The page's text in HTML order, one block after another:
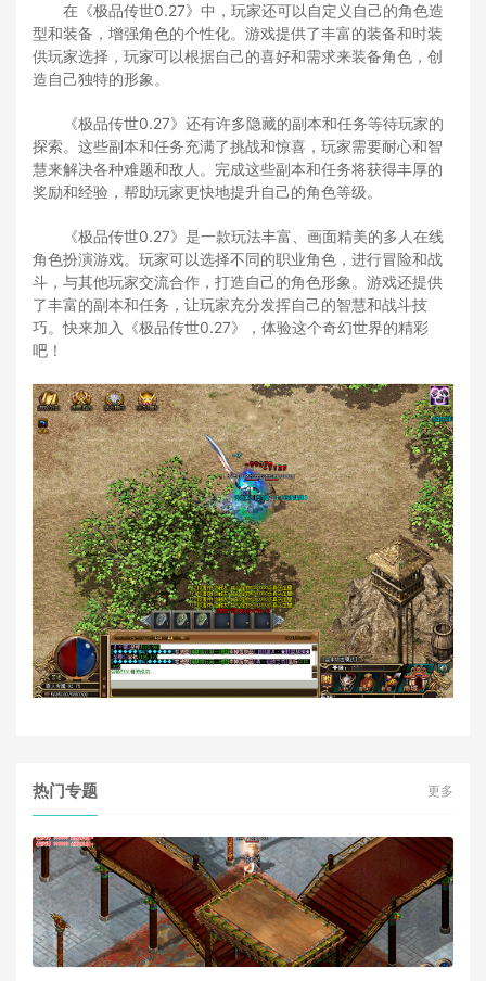
在《极品传世0.27》中，玩家还可以自定义自己的角色造
型和装备，增强角色的个性化。游戏提供了丰富的装备和时装
供玩家选择，玩家可以根据自己的喜好和需求来装备角色，创
造自己独特的形象。
《极品传世0.27》还有许多隐藏的副本和任务等待玩家的
探索。这些副本和任务充满了挑战和惊喜，玩家需要耐心和智
慧来解决各种难题和敌人。完成这些副本和任务将获得丰厚的
奖励和经验，帮助玩家更快地提升自己的角色等级。
《极品传世0.27》是一款玩法丰富、画面精美的多人在线
角色扮演游戏。玩家可以选择不同的职业角色，进行冒险和战
斗，与其他玩家交流合作，打造自己的角色形象。游戏还提供
了丰富的副本和任务，让玩家充分发挥自己的智慧和战斗技
巧。快来加入《极品传世0.27》，体验这个奇幻世界的精彩
吧！
热门专题 更多